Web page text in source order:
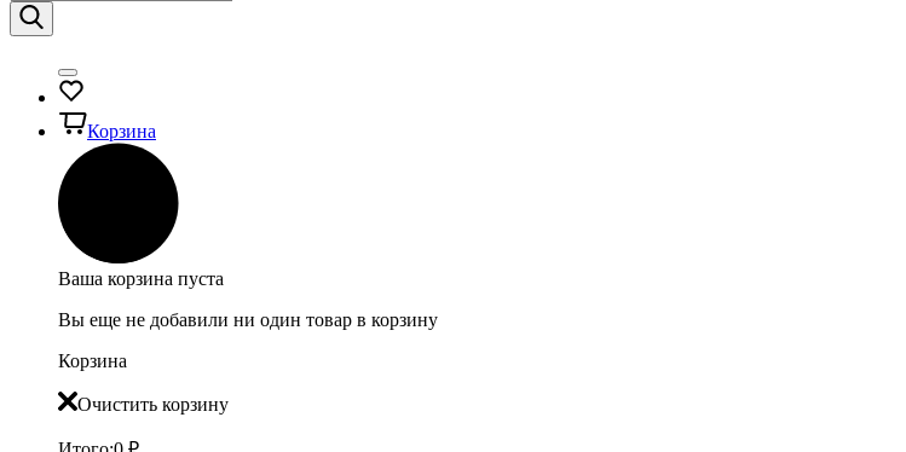
Корзина
Ваша корзина пуста
Вы еще не добавили ни один товар в корзину
Корзина
Очистить корзину